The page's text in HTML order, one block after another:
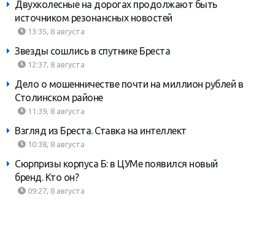
Двухколесные на дорогах продолжают быть
источником резонансных новостей
13:35, 8 августа
Звезды сошлись в спутнике Бреста
12:37, 8 августа
Дело о мошенничестве почти на миллион рублей в
Столинском районе
11:39, 8 августа
Взгляд из Бреста. Ставка на интеллект
10:38, 8 августа
Сюрпризы корпуса Б: в ЦУМе появился новый
бренд. Кто он?
09:27, 8 августа